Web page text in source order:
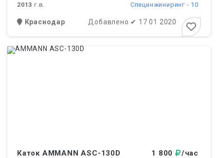
2013 г.в. Cпецинжиниринг - 10
Краснодар Добавлено ✔ 17 01 2020
Каток AMMANN ASC-130D 1 800 /час